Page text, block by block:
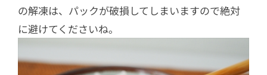
の解凍は、パックが破損してしまいますので絶対
に避けてくださいね。